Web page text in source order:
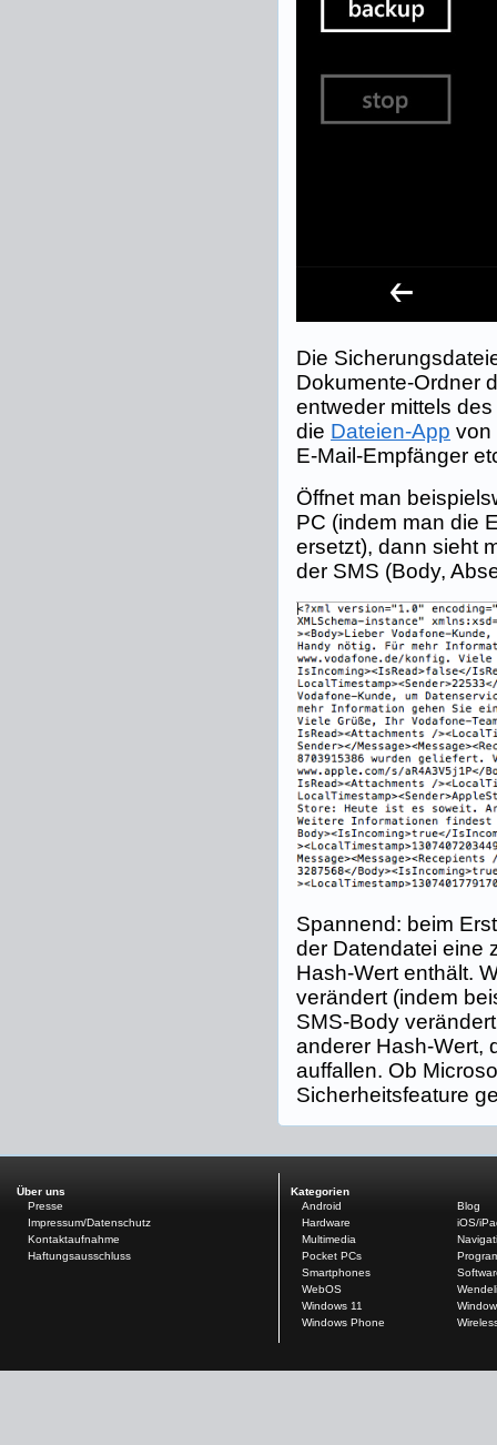
Die
Dokumente-Ordner
entweder mittels
die Dateien-App von
E-Mail-Empfänger
Öffnet man
PC (indem man die
ersetzt), dann sieht
der SMS (Body,
Spannend: beim
der Datendatei eine
Hash-Wert enthält.
verändert (indem
SMS-Body
anderer Hash-Wert,
auffallen. Ob
Sicherheitsfeature
Über uns
Presse
Impressum/Datenschutz
Kontaktaufnahme
Haftungsausschluss
Kategorien
Android
Blog
Hardware
iOS/
Multimedia
Pocket PCs
Smartphones
WebOS
Windows 11
Windows Phone